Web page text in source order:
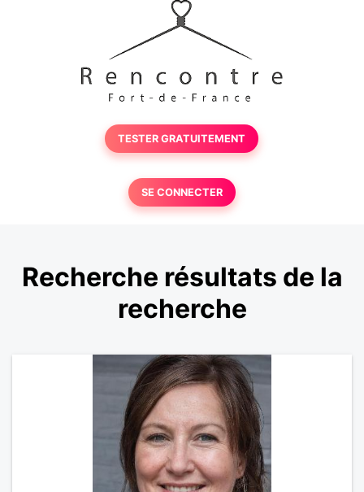
TESTER GRATUITEMENT
SE CONNECTER
Recherche résultats de la
recherche